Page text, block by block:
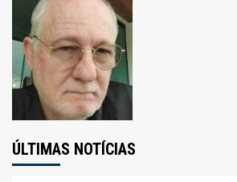
ÚLTIMAS NOTÍCIAS